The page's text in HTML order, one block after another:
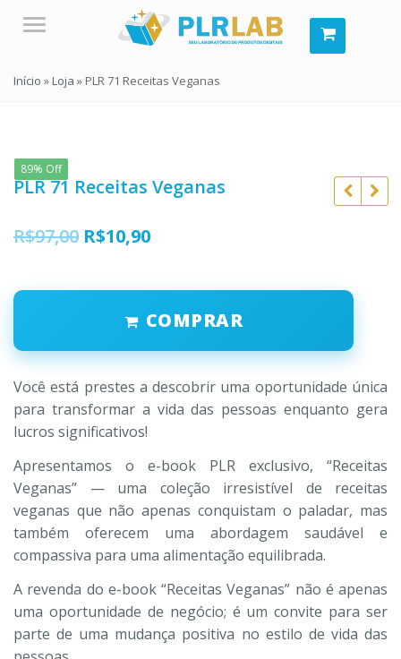
Menu
Início »Loja » PLR 71 Receitas Veganas
89% Off
PLR 71 Receitas Veganas
R$97,00 O
original
R$97,00.
R$10,90O
atual
é:
R$10,90.
COMPRAR
Você está prestes a descobrir uma oportunidade única
para transformar a vida das pessoas enquanto gera
lucros significativos!
Apresentamos o e-book PLR exclusivo, “Receitas
Veganas” — uma coleção irresistível de receitas
veganas que não apenas conquistam o paladar, mas
também oferecem uma abordagem saudável e
compassiva para uma alimentação equilibrada.
A revenda do e-book “Receitas Veganas” não é apenas
uma oportunidade de negócio; é um convite para ser
parte de uma mudança positiva no estilo de vida das